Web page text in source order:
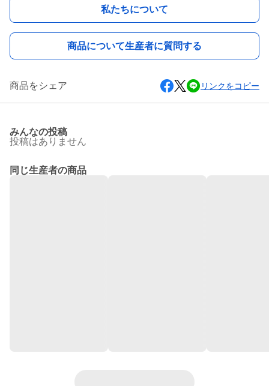
私たちについて
商品について生産者に質問する
商品をシェア リンクをコピー
みんなの投稿
投稿はありません
同じ生産者の商品